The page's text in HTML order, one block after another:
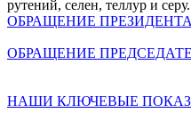
рутений, селен, теллур и серу.
ОБРАЩЕНИЕ ПРЕЗИДЕНТА
ОБРАЩЕНИЕ
НАШИ КЛЮЧЕВЫЕ